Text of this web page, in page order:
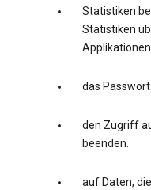
Statistiken
Statistiken
das
den Zugriff
beenden.
auf Daten,